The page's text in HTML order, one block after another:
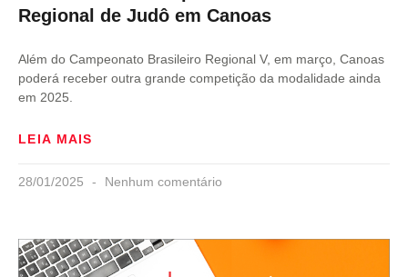
Regional de Judô em Canoas
Além do Campeonato Brasileiro Regional V, em março, Canoas
poderá receber outra grande competição da modalidade ainda
em 2025.
LEIA MAIS
28/01/2025 Nenhum comentário